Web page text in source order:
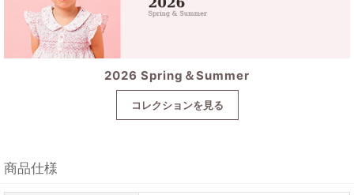
2026 Spring＆Summer
コレクションを見る
商品仕様